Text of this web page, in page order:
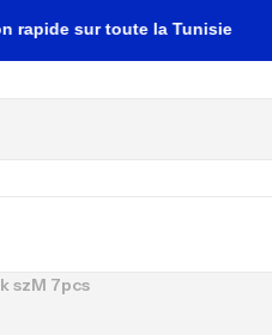
sur toute la Tunisie
szM 7pcs